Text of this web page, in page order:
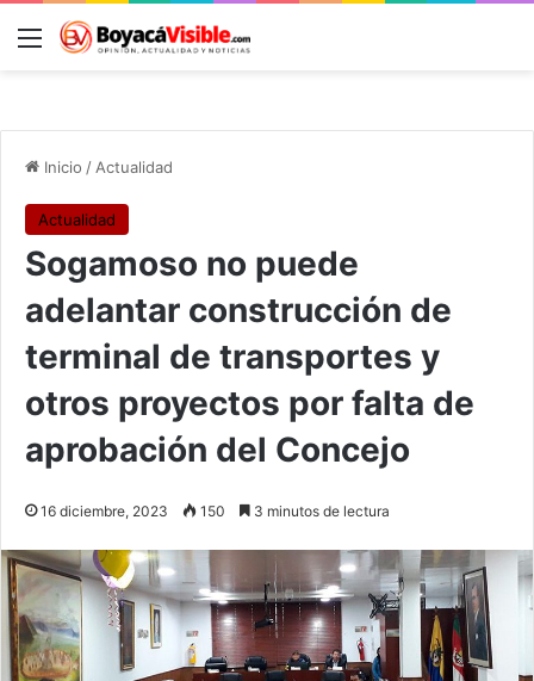
Menú
Inicio / Actualidad
Actualidad
Sogamoso no puede
adelantar construcción de
terminal de transportes y
otros proyectos por falta de
aprobación del Concejo
16 diciembre, 2023 150 3 minutos de lectura